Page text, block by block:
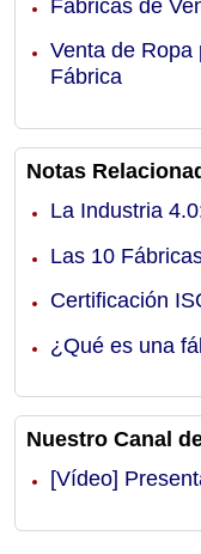
Fábricas de
Venta de Ropa
Fábrica
Notas
La Industria
Las 10
Certificación
¿Qué es una
Nuestro Canal
[Vídeo]